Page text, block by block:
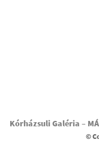
Kórházsuli Galéria –
©